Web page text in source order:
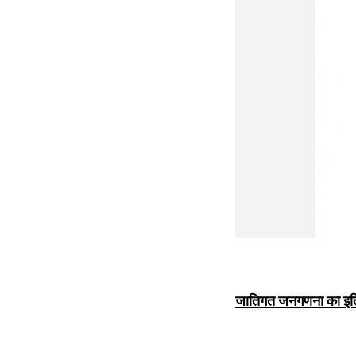
जातिगत जनगणना का